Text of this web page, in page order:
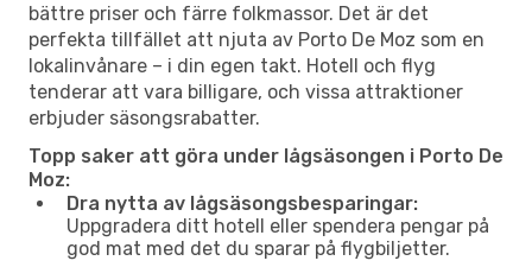
bättre priser och färre folkmassor. Det är det
perfekta tillfället att njuta av Porto De Moz som en
lokalinvånare – i din egen takt. Hotell och flyg
tenderar att vara billigare, och vissa attraktioner
erbjuder säsongsrabatter.
Topp saker att göra under lågsäsongen i Porto De
Moz:
Dra nytta av lågsäsongsbesparingar:
Uppgradera ditt hotell eller spendera pengar på
god mat med det du sparar på flygbiljetter.